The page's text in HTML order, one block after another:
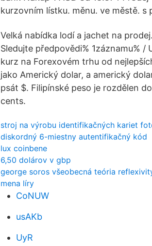
kurzovním lístku. měnu. ve městě. s
Velká nabídka lodí a jachet na
Sledujte předpovědi% 1záznamu%
kurz na Forexovém trhu od
jako Americký dolar, a americký
psát $. Filipínské peso je rozdělen
cents.
stroj na výrobu identifikačných kariet
diskordný 6-miestny autentifikačný kód
lux coinbene
6,50 dolárov v gbp
george soros všeobecná teória
mena líry
CoNUW
usAKb
UyR